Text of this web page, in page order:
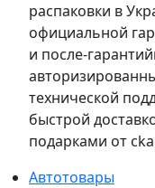
распаковки в
официальной
и после-
технической
быстрой
подарками от
Автотовары